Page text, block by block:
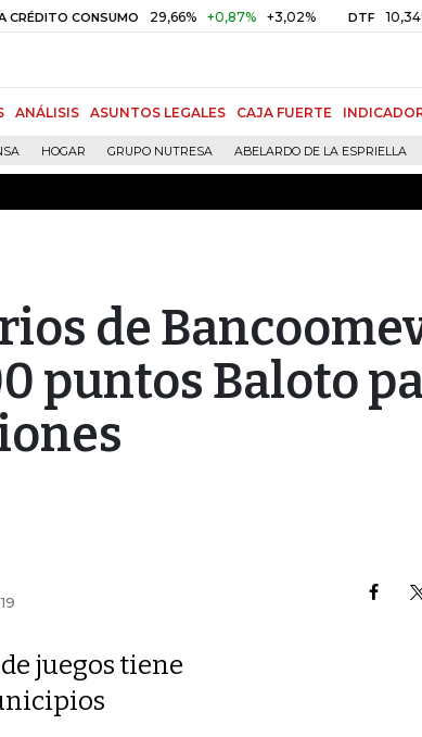
CONSUMO 29,66% +0,87% +3,02% DTF 10,34%
ANÁLISIS ASUNTOS LEGALES CAJA FUERTE
HOGAR GRUPO NUTRESA ABELARDO DE LA ESPRIELLA
de
puntos Baloto
juegos tiene